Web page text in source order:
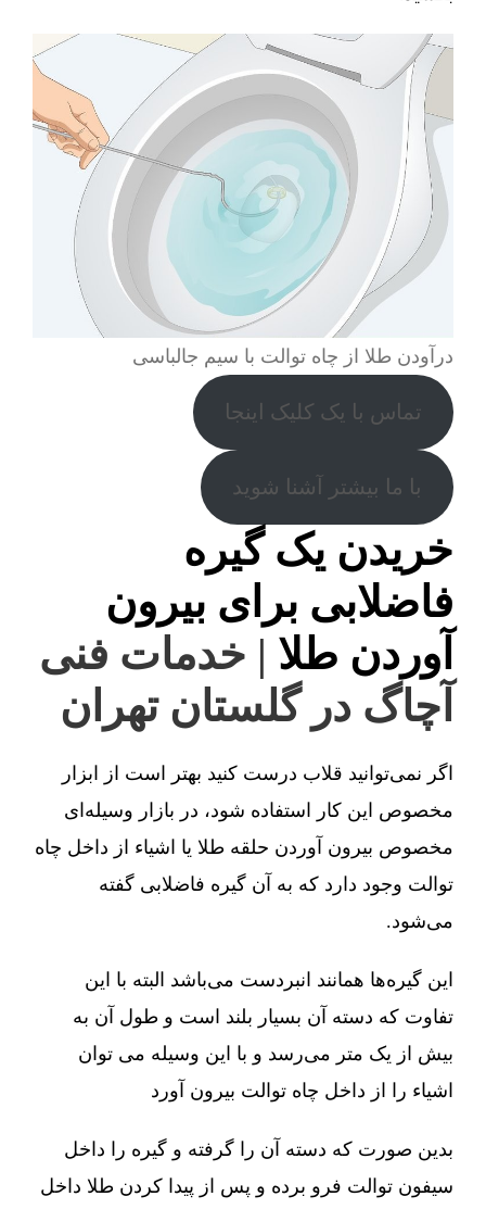
درآودن طلا از چاه توالت با سیم جالباسی
تماس با یک کلیک اینجا
با ما بیشتر آشنا شوید
خریدن یک گیره
فاضلابی برای بیرون
آوردن طلا | خدمات فنی
آچاگ در گلستان تهران
اگر نمی‌توانید قلاب درست کنید بهتر است از ابزار
مخصوص این کار استفاده شود، در بازار وسیله‌ای
مخصوص بیرون آوردن حلقه طلا یا اشیاء از داخل چاه
توالت وجود دارد که به آن گیره فاضلابی گفته
می‌شود.
این گیره‌ها همانند انبردست می‌باشد البته با این
تفاوت که دسته آن بسیار بلند است و طول آن به
بیش از یک متر می‌رسد و با این وسیله می توان
اشیاء را از داخل چاه توالت بیرون آورد
بدین صورت که دسته آن را گرفته و گیره را داخل
سیفون توالت فرو برده و پس از پیدا کردن طلا داخل